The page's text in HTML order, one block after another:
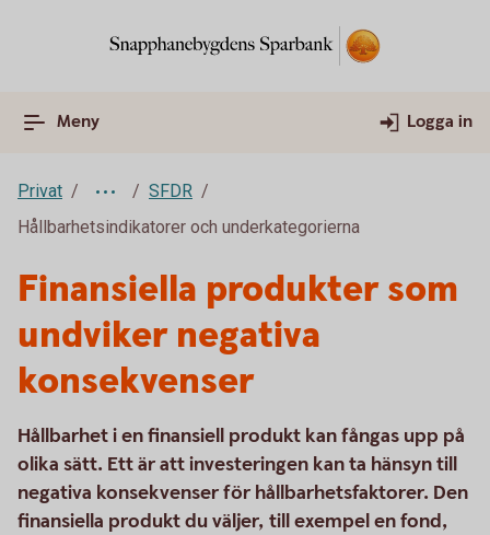
Meny Logga in
Privat
SFDR
Hållbarhetsindikatorer och underkategorierna
Finansiella produkter som
undviker negativa
konsekvenser
Hållbarhet i en finansiell produkt kan fångas upp på
olika sätt. Ett är att investeringen kan ta hänsyn till
negativa konsekvenser för hållbarhetsfaktorer. Den
finansiella produkt du väljer, till exempel en fond,